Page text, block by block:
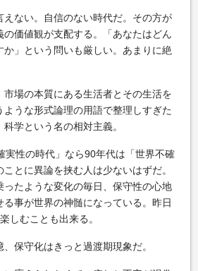
ない。自信のない時代だ。その方が
価値観が支配する。「あなたはどん
か」という問いも厳しい。あまりに絶
場の本質にある生活者とその生活を
ような形式論理の用語で整理しすぎた
学という名の相対主義。
性の時代」なら90年代は「世界不確
とに異論を挟む人は少ないはずだ。
ったような変化の毎日、保守性の心地
る事が世界の神髄になっている。昨日
しむことも出来る。
保守化はきっと過渡期現象だ。